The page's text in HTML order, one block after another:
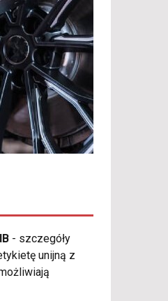
- szczegóły
unijną z